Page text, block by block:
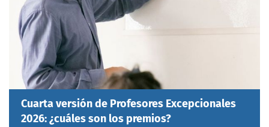
Cuarta versión de Profesores Excepcionales
2026: ¿cuáles son los premios?